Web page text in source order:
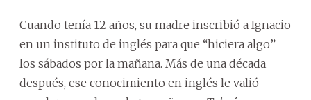
Cuando tenía 12 años, su madre inscribió a Ignacio
en un instituto de inglés para que “hiciera algo”
los sábados por la mañana. Más de una década
después, ese conocimiento en inglés le valió